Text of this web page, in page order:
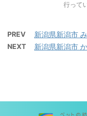
行って
PREV 新潟県新潟市
NEXT 新潟県新潟市